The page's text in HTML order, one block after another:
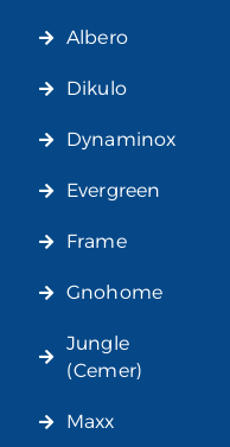
Albero
Dikulo
Dynaminox
Evergreen
Frame
Gnohome
Jungle
(Cemer)
Maxx